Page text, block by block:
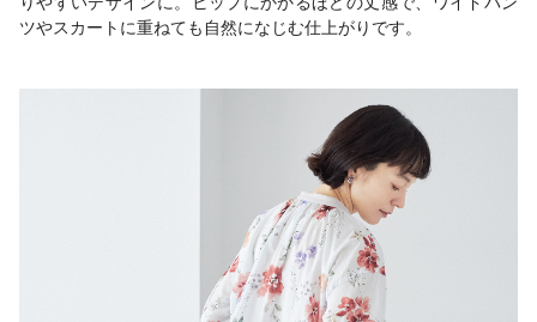
ツやスカートに重ねても自然になじむ仕上がりです。